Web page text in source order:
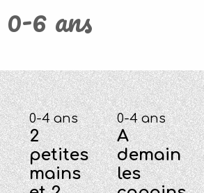
0-6 ans
0-4 ans
2
petites
mains
0-4 ans
A
demain
les